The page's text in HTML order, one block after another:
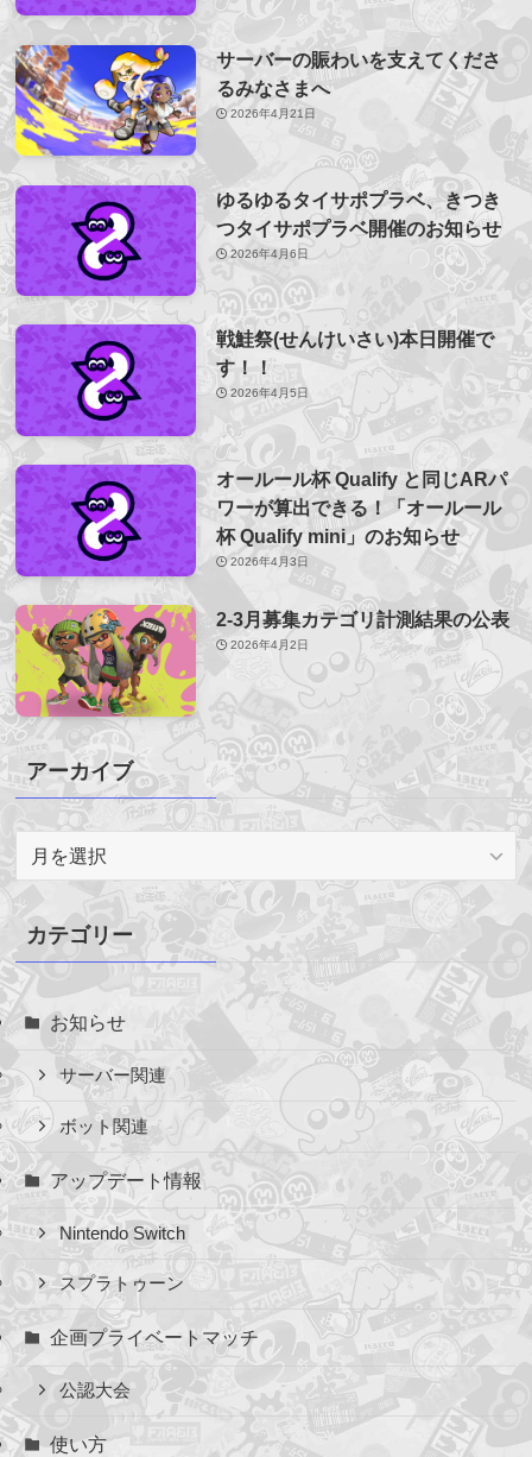
サーバーの賑わいを支えてくださ
るみなさまへ
2026年4月21日
ゆるゆるタイサポプラベ、きつき
つタイサポプラベ開催のお知らせ
2026年4月6日
戦鮭祭(せんけいさい)本日開催で
す！！
2026年4月5日
オールール杯 Qualify と同じARパ
ワーが算出できる！「オールール
杯 Qualify mini」のお知らせ
2026年4月3日
2-3月募集カテゴリ計測結果の公表
2026年4月2日
アーカイブ
カ
イ
ブ
カテゴリー
お知らせ
サーバー関連
ボット関連
アップデート情報
Nintendo Switch
スプラトゥーン
企画プライベートマッチ
公認大会
使い方